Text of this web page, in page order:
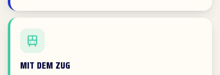
MIT DEM ZUG